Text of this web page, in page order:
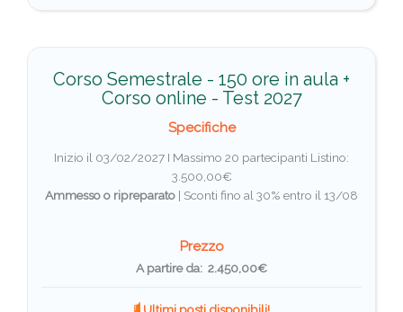
Corso Semestrale - 150 ore in aula +
Corso online - Test 2027
Specifiche
Inizio il 03/02/2027 I Massimo 20 partecipanti Listino:
3.500,00€
Ammesso o ripreparato | Sconti fino al 30% entro il 13/08
Prezzo
A partire da: 2.450,00€